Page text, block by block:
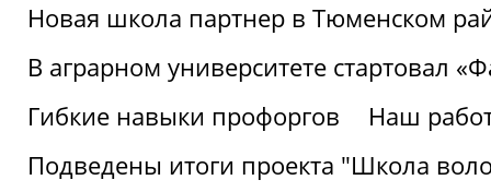
Новая школа партнер в Тюменском
В аграрном университете стартовал
Гибкие навыки профоргов
Наш
Подведены итоги проекта "Школа